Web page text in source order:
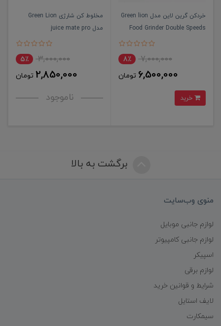
خردکن گرین لاین مدل Green lion
Food Grinder Double Speeds
7,000,000 8٪
6,500,000 تومان
مخلوط کن شارژی Green Lion
مدل juice mate pro
3,000,000 5٪
2,850,000 تومان
ناموجود
برگشت به بالا
منوی وب‌سایت
لوازم جانبی موبایل
لوازم جانبی کامپیوتر
اسپیکر
لوازم برقی
شرایط و قوانین خرید
لایف استایل
سیمکارت